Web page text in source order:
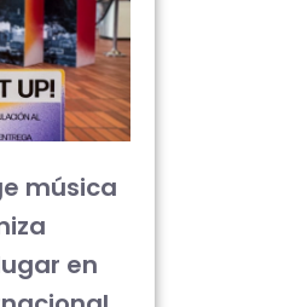
música
en